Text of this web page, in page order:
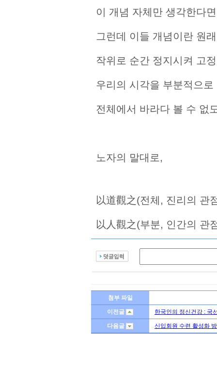
이 개념 자체만 생각한다
그런데 이들 개념이란 원
작위로 순간 정지시켜 고
우리의 시각을 부분적으
전체에서 바라다 볼 수 없
노자의 말대로,
以道觀之(전체, 진리의 관
以人觀之(부분, 인간의 관
첨부 파일
이전글 한국인의 정신건강 : 국
다음글 신입회원 수련 활성화